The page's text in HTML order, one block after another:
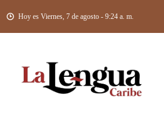
Hoy es Viernes, 7 de agosto - 9:24 a. m.